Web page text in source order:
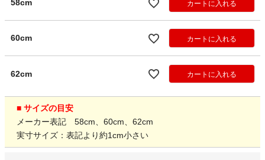
58cm カートに入れる
60cm カートに入れる
62cm カートに入れる
■ サイズの目安
メーカー表記 58cm、60cm、62cm
実寸サイズ：表記より約1cm小さい